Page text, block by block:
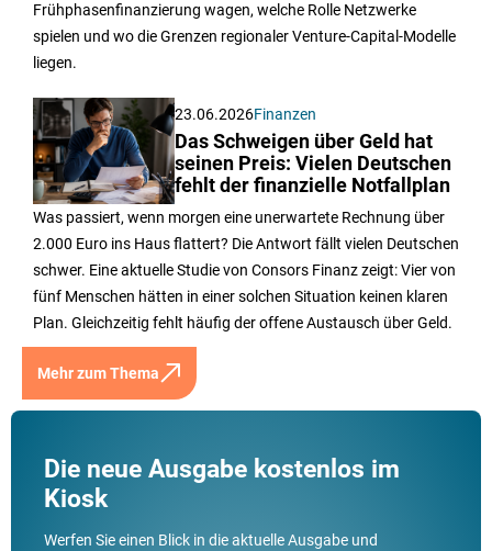
Frühphasenfinanzierung wagen, welche Rolle Netzwerke
spielen und wo die Grenzen regionaler Venture-Capital-Modelle
liegen.
23.06.2026Finanzen
Das Schweigen über Geld hat
seinen Preis: Vielen Deutschen
fehlt der finanzielle Notfallplan
Was passiert, wenn morgen eine unerwartete Rechnung über
2.000 Euro ins Haus flattert? Die Antwort fällt vielen Deutschen
schwer. Eine aktuelle Studie von Consors Finanz zeigt: Vier von
fünf Menschen hätten in einer solchen Situation keinen klaren
Plan. Gleichzeitig fehlt häufig der offene Austausch über Geld.
Mehr zum Thema
Die neue Ausgabe kostenlos im
Kiosk
Werfen Sie einen Blick in die aktuelle Ausgabe und